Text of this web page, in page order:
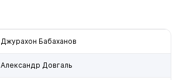
Джурахон Бабаханов
Александр Довгаль